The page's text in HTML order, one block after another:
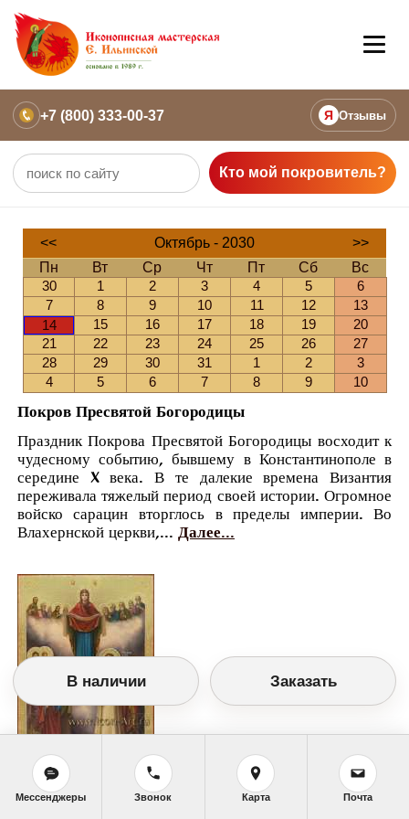
+7 (800) 333-00-37 Я Отзывы
Кто мой покровитель?
<< Октябрь - 2030
>>
Пн
Вт Ср Чт Пт Сб
Вс
30
1 2 3 4 5
6
7
8 9 10 11 12
13
14
15 16 17 18 19
20
21
22 23 24 25 26
27
28
29 30 31 1 2
3
4
5 6 7 8 9 10
Покров Пресвятой Богородицы
Праздник Покрова Пресвятой Богородицы восходит к
чудесному событию, бывшему в Константинополе в
середине X века. В те далекие времена Византия
переживала тяжелый период своей истории. Огромное
войско сарацин вторглось в пределы империи. Во
Влахернской церкви,... Далее...
Православный календарь
<< Понедельник, 14 Октября (1 Октября по
В наличии Заказать
Мессенджеры Звонок Карта Почта